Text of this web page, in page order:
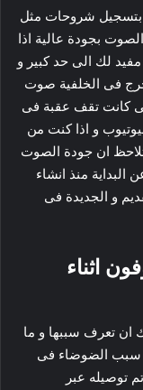
بتسجيل شروحات مثل
بجودة عالية اذا
لك الى حد كبير و
فى الخلفية صوت
كانت تقف عقبة فى
و اذا كنت من
ان جودة الصوت
منذ انشاء
و الجديدة فى
اثناء
ان تعرف سببها و ما
, سبب الضوضاء فى
توصيله عبر